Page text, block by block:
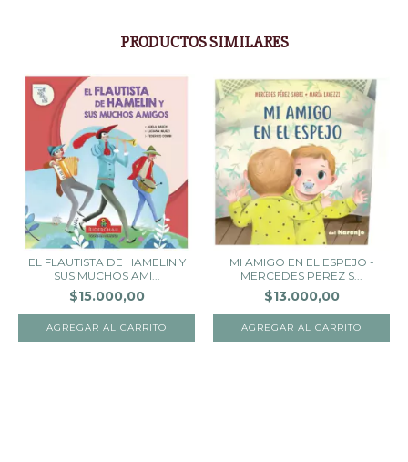
PRODUCTOS SIMILARES
EL FLAUTISTA DE HAMELIN Y
SUS MUCHOS AMI...
$15.000,00
MI AMIGO EN EL ESPEJO -
MERCEDES PEREZ S...
$13.000,00